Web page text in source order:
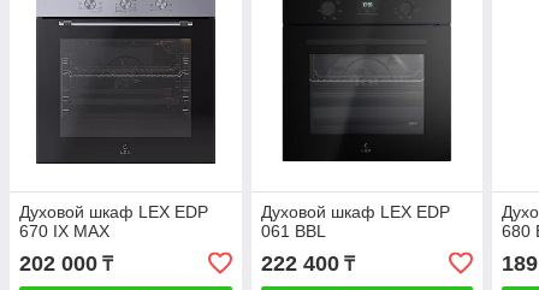
Духовой шкаф LEX EDP
670 IX MAX
202 000 ₸
Духовой шкаф LEX EDP
061 BBL
222 400₸
680